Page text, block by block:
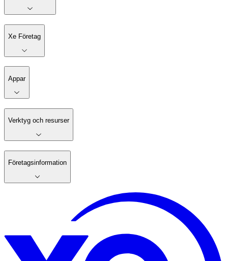
Xe Företag
Appar
Verktyg och resurser
Företagsinformation